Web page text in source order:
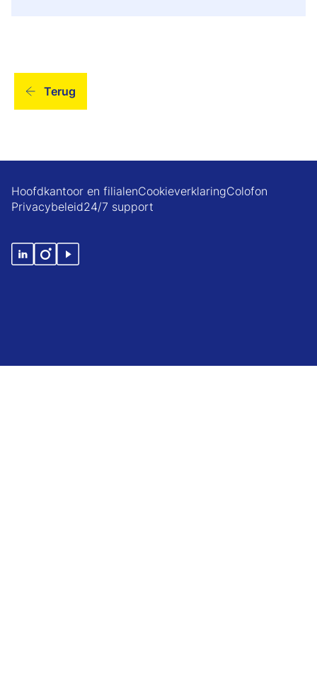
Terug
Hoofdkantoor en filialenCookieverklaringColofon
Privacybeleid24/7 support